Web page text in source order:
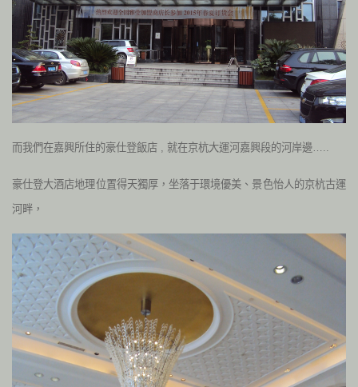
而我們在嘉興所住的豪仕登飯店 , 就在京杭大運河嘉興段的河岸邊…..
豪仕登大酒店地理位置得天獨厚，坐落于環境優美、景色怡人的京杭古運
河畔，